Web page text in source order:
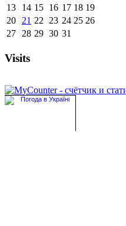
13
14 15 16 17 18 19
20
21 22 23 24 25 26
27
28 29 30 31
Visits